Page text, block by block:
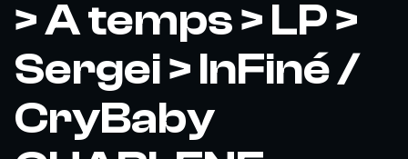
> A temps > LP >
Sergei > InFiné /
CryBaby